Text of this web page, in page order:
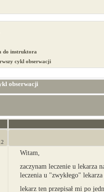
do instruktora
cykl obserwacji
obserwacji
Witam,
zaczynam leczenie u lekarza
leczenia u "zwykłego"
lekarz ten przepisał mi po